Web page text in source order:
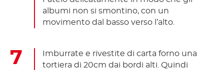
albumi non si smontino, con un
movimento dal basso verso l’alto.
Imburrate e rivestite di carta forno una
tortiera di 20cm dai bordi alti. Quindi